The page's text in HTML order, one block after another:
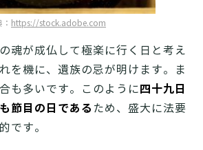
https://stock.adobe.com
魂が成仏して極楽に行く日と考え
を機に、遺族の忌が明けます。ま
も多いです。このように四十九日
節目の日である ため、盛大に法要
です。